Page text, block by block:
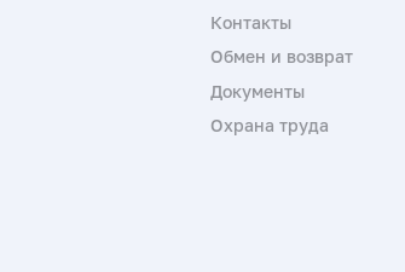
Контакты
Обмен и возврат
Документы
Охрана труда